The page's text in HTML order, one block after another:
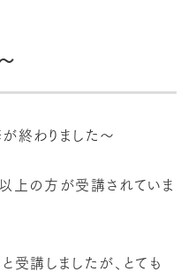
終わりました～
上の方が受講されていま
と受講しましたが、とても